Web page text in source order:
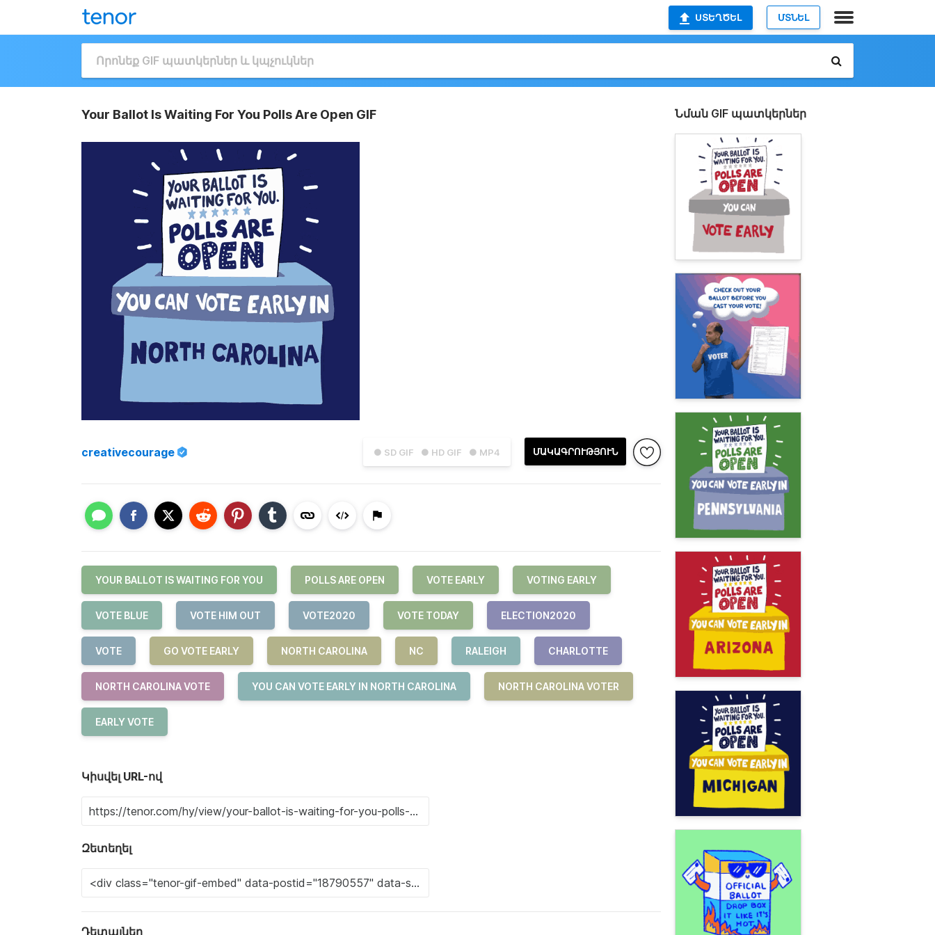
ՍՏԵՂԾԵԼ ՄՏՆԵԼ
Your Ballot Is Waiting For You Polls Are Open GIF
● SD GIF ● HD GIF ● MP4 ՄԱԿԱԳՐՈՒԹՅՈՒՆ
creativecourage
YOUR BALLOT IS WAITING FOR YOU POLLS ARE OPEN VOTE EARLY VOTING EARLY
VOTE BLUE VOTE HIM OUT VOTE2020 VOTE TODAY ELECTION2020
VOTE GO VOTE EARLY NORTH CAROLINA NC RALEIGH CHARLOTTE
NORTH CAROLINA VOTE YOU CAN VOTE EARLY IN NORTH CAROLINA NORTH CAROLINA VOTER
EARLY VOTE
Կիսվել URL-ով
Զետեղել
Դետալներ
Նման GIF պատկերներ